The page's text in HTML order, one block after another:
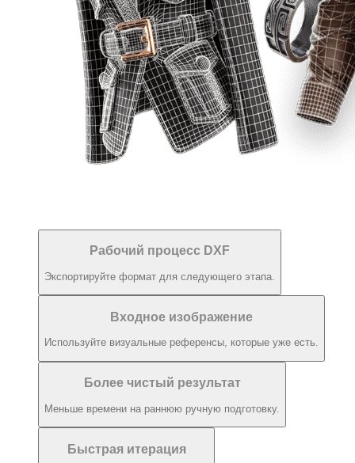
Рабочий процесс DXF
Экспортируйте формат для следующего этапа.
Входное изображение
Используйте визуальные референсы, которые уже есть.
Более чистый результат
Меньше времени на раннюю ручную подготовку.
Быстрая итерация